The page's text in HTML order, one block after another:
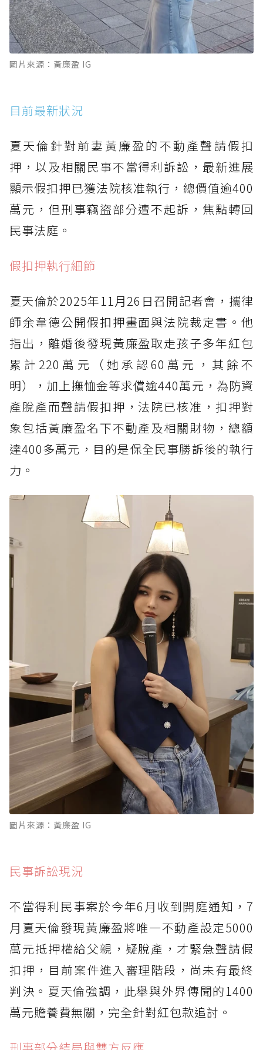
圖片來源：黃廉盈 IG
目前最新狀況
夏天倫針對前妻黃廉盈的不動產聲請假扣
押，以及相關民事不當得利訴訟，最新進展
顯示假扣押已獲法院核准執行，總價值逾400
萬元，但刑事竊盜部分遭不起訴，焦點轉回
民事法庭。
假扣押執行細節
夏天倫於2025年11月26日召開記者會，攜律
師余韋德公開假扣押畫面與法院裁定書。他
指出，離婚後發現黃廉盈取走孩子多年紅包
累計220萬元（她承認60萬元，其餘不
明），加上撫恤金等求償逾440萬元，為防資
產脫產而聲請假扣押，法院已核准，扣押對
象包括黃廉盈名下不動產及相關財物，總額
達400多萬元，目的是保全民事勝訴後的執行
力。
圖片來源：黃廉盈 IG
民事訴訟現況
不當得利民事案於今年6月收到開庭通知，7
月夏天倫發現黃廉盈將唯一不動產設定5000
萬元抵押權給父親，疑脫產，才緊急聲請假
扣押，目前案件進入審理階段，尚未有最終
判決。夏天倫強調，此舉與外界傳聞的1400
萬元贍養費無關，完全針對紅包款追討。